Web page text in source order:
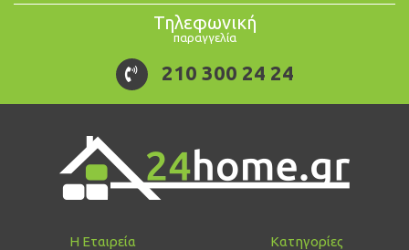
Τηλεφωνική
παραγγελία
210 300 24 24
Η Εταιρεία Κατηγορίες